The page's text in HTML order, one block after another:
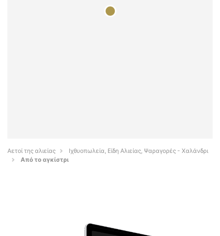
Αετοί της αλιείας
Ιχθυοπωλεία, Είδη Αλιείας, Ψαραγορές - Χαλάνδρι
Από το αγκίστρι